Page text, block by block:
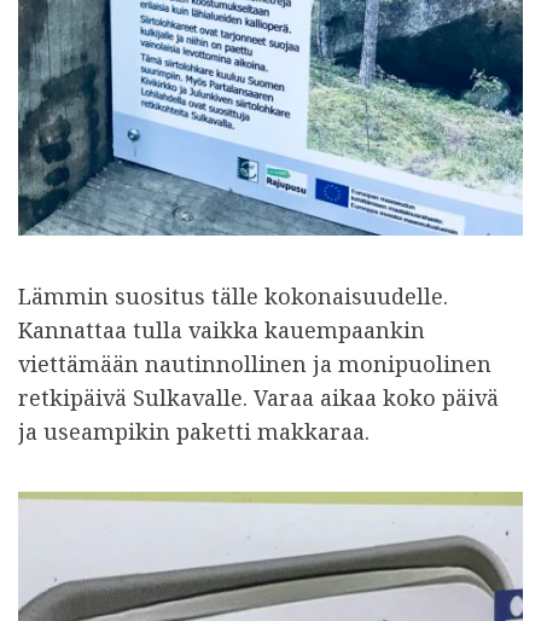
Lämmin suositus tälle kokonaisuudelle.
Kannattaa tulla vaikka kauempaankin
viettämään nautinnollinen ja monipuolinen
retkipäivä Sulkavalle. Varaa aikaa koko päivä
ja useampikin paketti makkaraa.